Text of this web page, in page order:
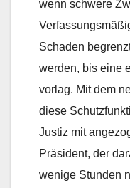
wenn schwere
Schaden
werden, bis eine
vorlag. Mit dem
diese
Justiz mit
Präsident, der
wenige Stunden